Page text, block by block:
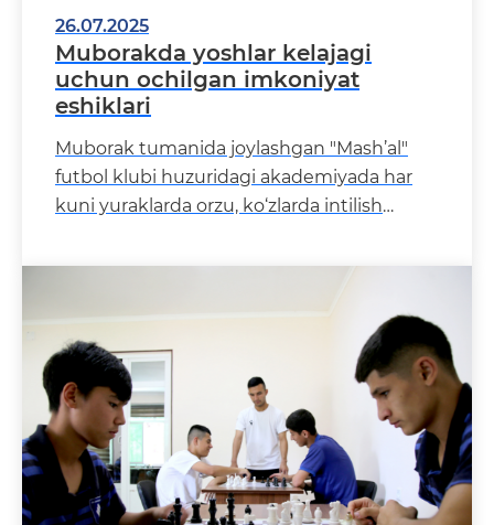
26.07.2025
Muborakda yoshlar kelajagi
uchun ochilgan imkoniyat
eshiklari
Muborak tumanida joylashgan "Mash’al"
futbol klubi huzuridagi akademiyada har
kuni yuraklarda orzu, ko‘zlarda intilish